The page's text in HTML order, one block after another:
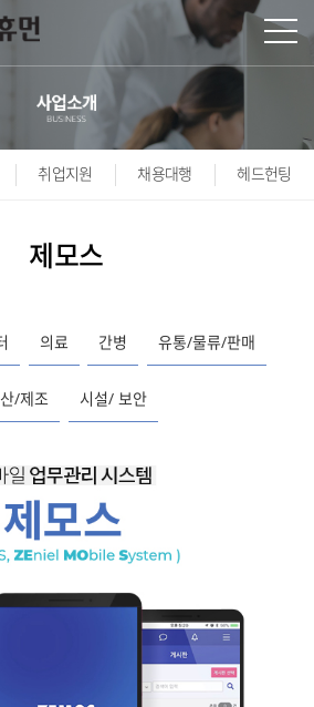
취업지원 채용대행 헤드헌팅
제모스
의료 간병 유통/물류/판매
/제조 시설/ 보안